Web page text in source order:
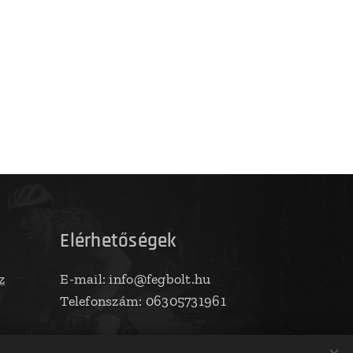
Elérhetőségek
E-mail: info@fegbolt.hu
Telefonszám: 06305731961